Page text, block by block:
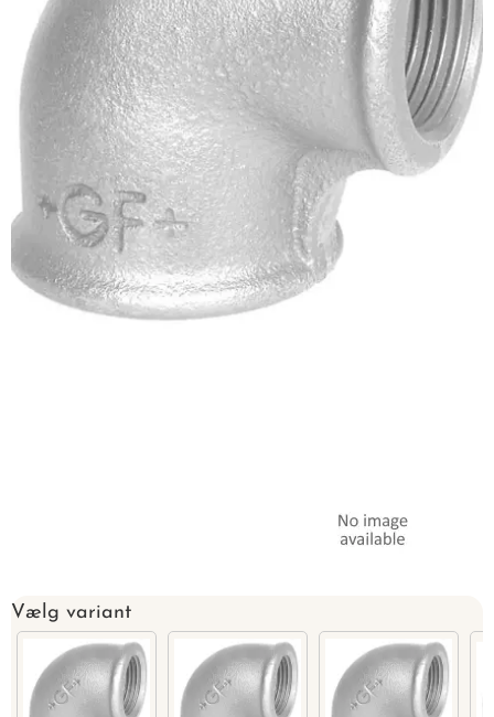
Vælg variant